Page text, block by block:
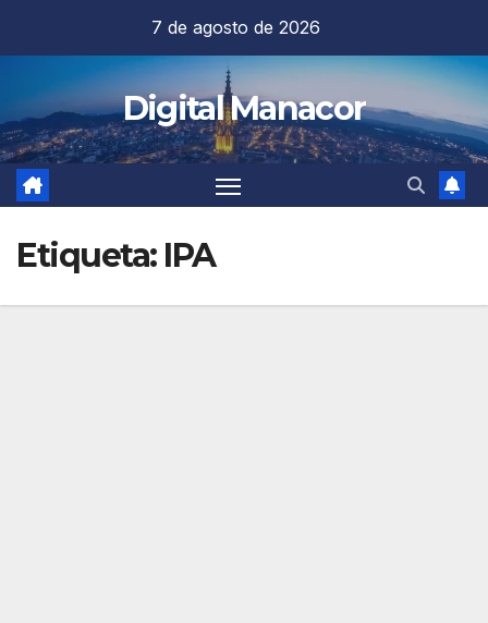
contenido
7 de agosto de 2026
Digital Manacor
Etiqueta: IPA